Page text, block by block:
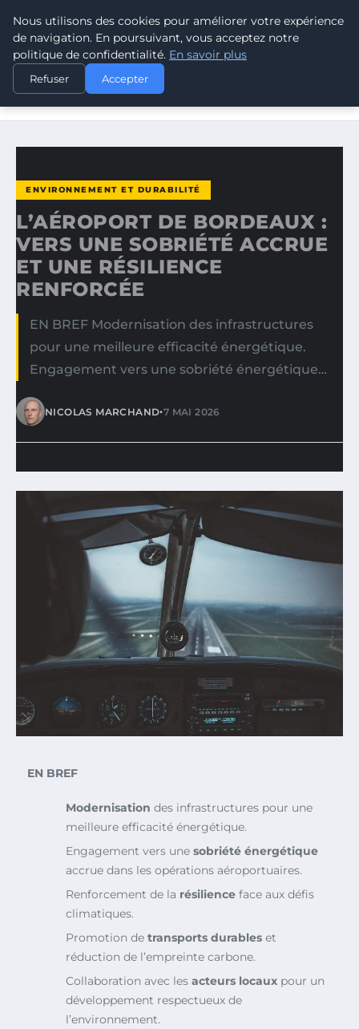
CLIMATE RESPONSE BLOG
ACCUEIL
ENVIRONNEMENT ET DURABILITÉ
L’AÉROPORT DE BORDEAUX : VERS UNE SOBRIÉTÉ ACCRUE
ENVIRONNEMENT ET DURABILITÉ
L’AÉROPORT DE BORDEAUX :
VERS UNE SOBRIÉTÉ ACCRUE
ET UNE RÉSILIENCE
RENFORCÉE
EN BREF Modernisation des infrastructures
pour une meilleure efficacité énergétique.
Engagement vers une sobriété énergétique…
NICOLAS MARCHAND•7 MAI 2026
EN BREF
Modernisation des infrastructures pour une
meilleure efficacité énergétique.
Engagement vers une sobriété énergétique
accrue dans les opérations aéroportuaires.
Renforcement de la résilience face aux défis
climatiques.
Promotion de transports durables et
réduction de l’empreinte carbone.
Collaboration avec les acteurs locaux pour un
développement respectueux de
l’environnement.
Nous utilisons des cookies pour améliorer votre expérience
de navigation. En poursuivant, vous acceptez notre
politique de confidentialité. En savoir plus
Refuser Accepter